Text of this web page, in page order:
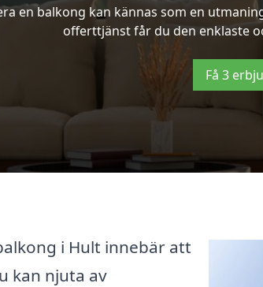
en balkong kan kännas som en
offerttjänst får du den enklaste
Få 3
i Hult innebär att
kan njuta av